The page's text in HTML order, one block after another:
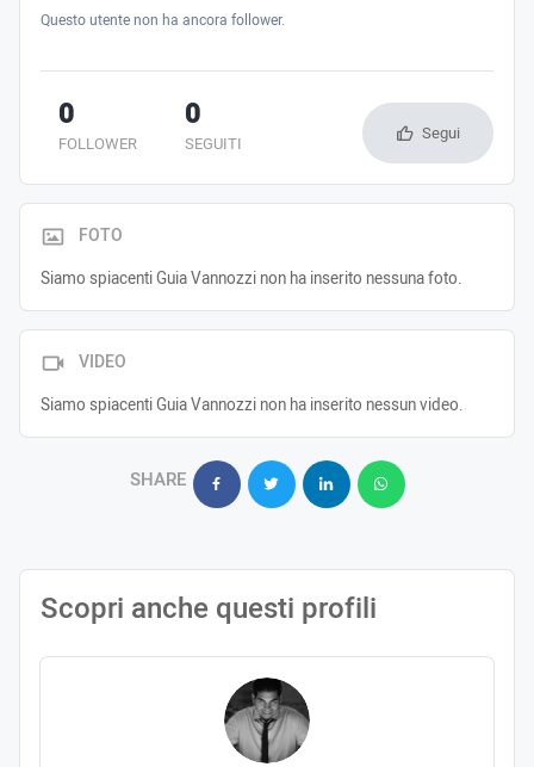
Questo utente non ha ancora follower.
FOLLOWER
0
SEGUITI
0 Segui
FOTO
Siamo spiacenti Guia Vannozzi non ha inserito nessuna foto.
VIDEO
Siamo spiacenti Guia Vannozzi non ha inserito nessun video.
SHARE
Scopri anche questi profili